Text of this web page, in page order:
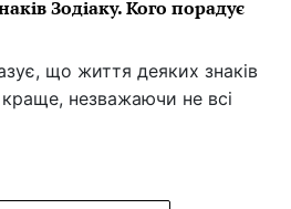
Зодіаку. Кого порадує
що життя деяких знаків
краще, незважаючи не всі